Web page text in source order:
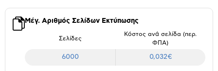
Μέγ. Αριθμός Σελίδων Εκτύπωσης
Σελίδες
Κόστος ανά σελίδα (περ.
ΦΠΑ)
6000 0,032€